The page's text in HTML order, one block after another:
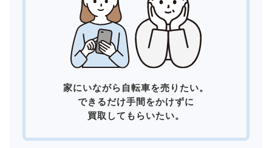
家にいながら自転車を売りたい。
できるだけ手間をかけずに
買取してもらいたい。